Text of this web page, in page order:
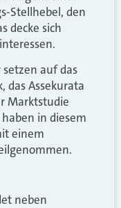
Stellhebel, den
decke sich
auf das
das Assekurata
Marktstudie
in diesem
einem
neben